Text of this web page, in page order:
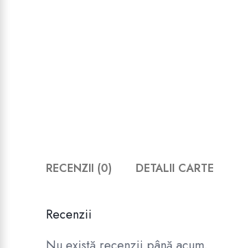
RECENZII (0) DETALII CARTE
Recenzii